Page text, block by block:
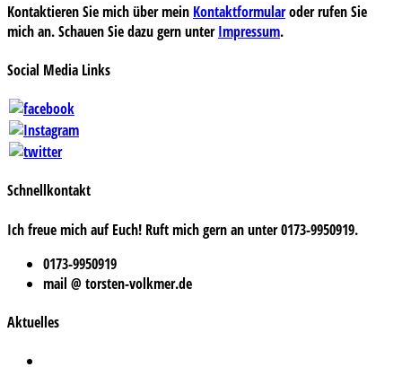
Kontaktieren Sie mich über mein Kontaktformularoder rufen Sie
mich an. Schauen Sie dazu gern unterImpressum.
Social Media Links
Schnellkontakt
Ich freue mich auf Euch! Ruft mich gern an unter 0173-9950919.
0173-9950919
mail @ torsten-volkmer.de
Aktuelles